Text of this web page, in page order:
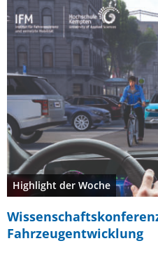
Highlight der Woche
Fahrzeugentwicklung